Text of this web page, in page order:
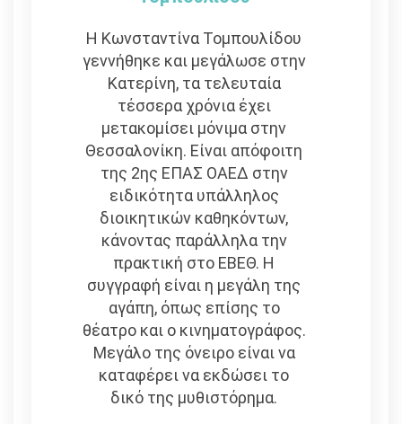
Η Κωνσταντίνα Τομπουλίδου
γεννήθηκε και μεγάλωσε στην
Κατερίνη, τα τελευταία
τέσσερα χρόνια έχει
μετακομίσει μόνιμα στην
Θεσσαλονίκη. Είναι απόφοιτη
της 2ης ΕΠΑΣ ΟΑΕΔ στην
ειδικότητα υπάλληλος
διοικητικών καθηκόντων,
κάνοντας παράλληλα την
πρακτική στο ΕΒΕΘ. Η
συγγραφή είναι η μεγάλη της
αγάπη, όπως επίσης το
θέατρο και ο κινηματογράφος.
Μεγάλο της όνειρο είναι να
καταφέρει να εκδώσει το
δικό της μυθιστόρημα.